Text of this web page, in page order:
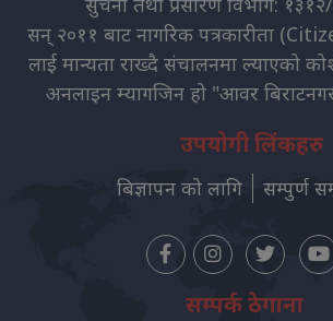
सन् २०११ बाट नागरिक पत्रकारीता
लाई मान्यता राख्दै संचालनमा ल्याएको
अनलाइन म्यागजिन हो "आवर
उपयोगी लिंकहरु
बिज्ञापन को लागि सम्पुर्ण
सम्पर्क ठेगाना